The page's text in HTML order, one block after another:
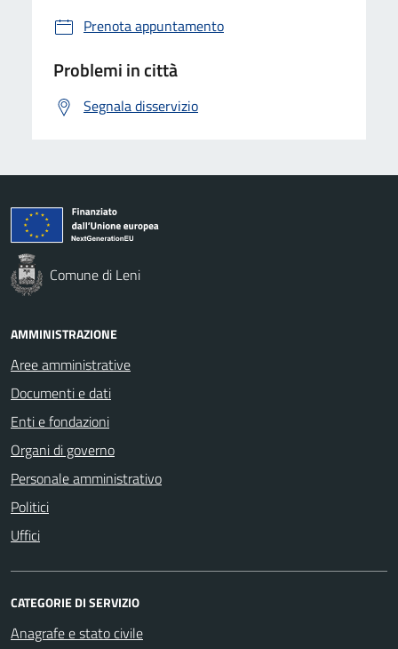
Prenota appuntamento
Problemi in città
Segnala disservizio
Comune di Leni
AMMINISTRAZIONE
Aree amministrative
Documenti e dati
Enti e fondazioni
Organi di governo
Personale amministrativo
Politici
Uffici
CATEGORIE DI SERVIZIO
Anagrafe e stato civile